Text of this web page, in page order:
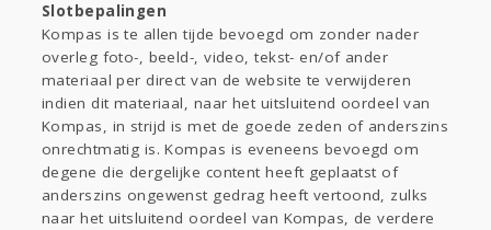
Slotbepalingen
Kompas is te allen tijde bevoegd om zonder nader
overleg foto-, beeld-, video, tekst- en/of ander
materiaal per direct van de website te verwijderen
indien dit materiaal, naar het uitsluitend oordeel van
Kompas, in strijd is met de goede zeden of anderszins
onrechtmatig is. Kompas is eveneens bevoegd om
degene die dergelijke content heeft geplaatst of
anderszins ongewenst gedrag heeft vertoond, zulks
naar het uitsluitend oordeel van Kompas, de verdere